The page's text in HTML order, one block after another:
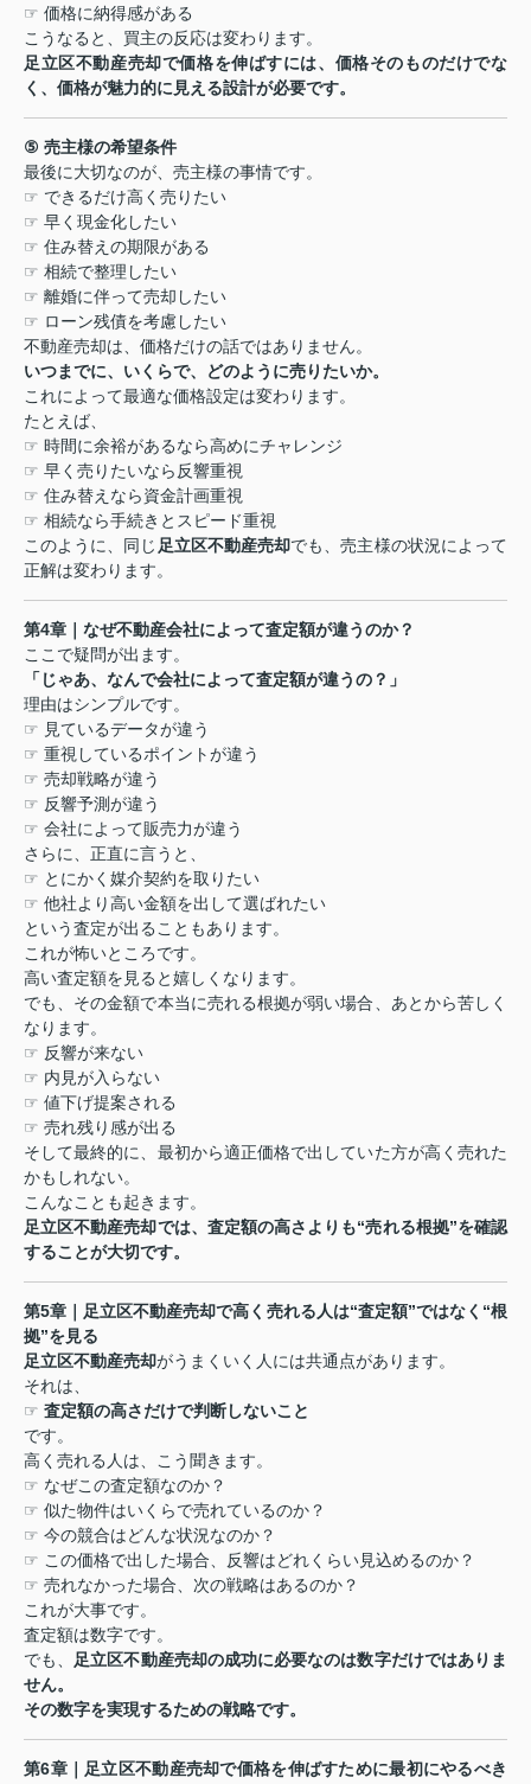
☞ 価格に納得感がある
こうなると、買主の反応は変わります。
足立区不動産売却で価格を伸ばすには、価格そのものだけでな
く、価格が魅力的に見える設計が必要です。
⑤ 売主様の希望条件
最後に大切なのが、売主様の事情です。
☞ できるだけ高く売りたい
☞ 早く現金化したい
☞ 住み替えの期限がある
☞ 相続で整理したい
☞ 離婚に伴って売却したい
☞ ローン残債を考慮したい
不動産売却は、価格だけの話ではありません。
いつまでに、いくらで、どのように売りたいか。
これによって最適な価格設定は変わります。
たとえば、
☞ 時間に余裕があるなら高めにチャレンジ
☞ 早く売りたいなら反響重視
☞ 住み替えなら資金計画重視
☞ 相続なら手続きとスピード重視
このように、同じ 足立区不動産売却でも、売主様の状況によって
正解は変わります。
第4章｜なぜ不動産会社によって査定額が違うのか？
ここで疑問が出ます。
「じゃあ、なんで会社によって査定額が違うの？」
理由はシンプルです。
☞ 見ているデータが違う
☞ 重視しているポイントが違う
☞ 売却戦略が違う
☞ 反響予測が違う
☞ 会社によって販売力が違う
さらに、正直に言うと、
☞ とにかく媒介契約を取りたい
☞ 他社より高い金額を出して選ばれたい
という査定が出ることもあります。
これが怖いところです。
高い査定額を見ると嬉しくなります。
でも、その金額で本当に売れる根拠が弱い場合、あとから苦しく
なります。
☞ 反響が来ない
☞ 内見が入らない
☞ 値下げ提案される
☞ 売れ残り感が出る
そして最終的に、最初から適正価格で出していた方が高く売れた
かもしれない。
こんなことも起きます。
足立区不動産売却では、査定額の高さよりも“売れる根拠”を確認
することが大切です。
第5章｜足立区不動産売却で高く売れる人は“査定額”ではなく “根
拠”を見る
足立区不動産売却がうまくいく人には共通点があります。
それは、
☞ 査定額の高さだけで判断しないこと
です。
高く売れる人は、こう聞きます。
☞ なぜこの査定額なのか？
☞ 似た物件はいくらで売れているのか？
☞ 今の競合はどんな状況なのか？
☞ この価格で出した場合、反響はどれくらい見込めるのか？
☞ 売れなかった場合、次の戦略はあるのか？
これが大事です。
査定額は数字です。
でも、
足立区不動産売却の成功に必要なのは数字だけではありま
せん。
その数字を実現するための戦略です。
第6章｜足立区不動産売却で価格を伸ばすために最初にやるべき